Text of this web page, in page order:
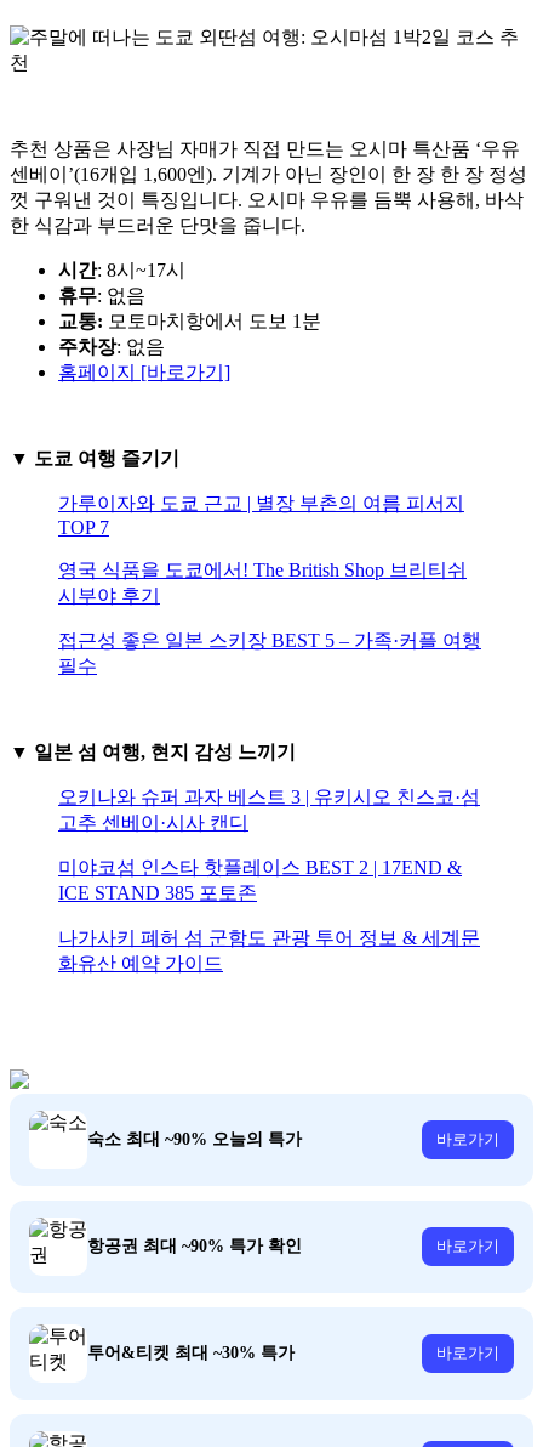
추천 상품은 사장님 자매가 직접 만드는 오시마 특산품 ‘우유
센베이’(16개입 1,600엔). 기계가 아닌 장인이 한 장 한 장 정성
껏 구워낸 것이 특징입니다. 오시마 우유를 듬뿍 사용해, 바삭
한 식감과 부드러운 단맛을 줍니다.
시간: 8시~17시
휴무: 없음
교통: 모토마치항에서 도보 1분
주차장: 없음
홈페이지 [바로가기]
▼ 도쿄 여행 즐기기
가루이자와 도쿄 근교 | 별장 부촌의 여름 피서지
TOP 7
영국 식품을 도쿄에서! The British Shop 브리티쉬
시부야 후기
접근성 좋은 일본 스키장 BEST 5 – 가족·커플 여행
필수
▼ 일본 섬 여행, 현지 감성 느끼기
오키나와 슈퍼 과자 베스트 3 | 유키시오 친스코·섬
고추 센베이·시사 캔디
미야코섬 인스타 핫플레이스 BEST 2 | 17END &
ICE STAND 385 포토존
나가사키 폐허 섬 군함도 관광 투어 정보 & 세계문
화유산 예약 가이드
숙소 최대 ~90% 오늘의 특가 바로가기
항공권 최대 ~90% 특가 확인 바로가기
투어&티켓 최대 ~30% 특가 바로가기